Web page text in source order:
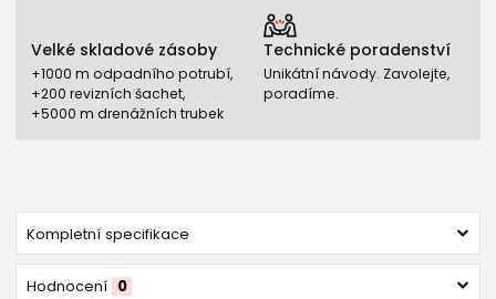
Velké skladové zásoby
+1000 m odpadního potrubí,
+200 revizních šachet,
+5000 m drenážních trubek
Technické poradenství
Unikátní návody. Zavolejte,
poradíme.
Kompletní specifikace
Hodnocení 0